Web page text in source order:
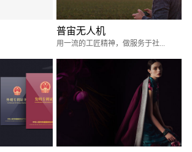
普宙无人机
用一流的工匠精神，做服务于社...